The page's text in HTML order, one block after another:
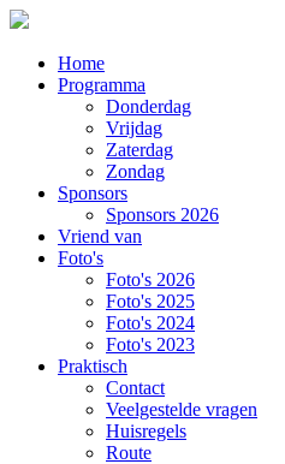
Home
Programma
Donderdag
Vrijdag
Zaterdag
Zondag
Sponsors
Sponsors 2026
Vriend van
Foto's
Foto's 2026
Foto's 2025
Foto's 2024
Foto's 2023
Praktisch
Contact
Veelgestelde vragen
Huisregels
Route